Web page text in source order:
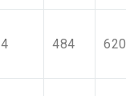
4 484 620